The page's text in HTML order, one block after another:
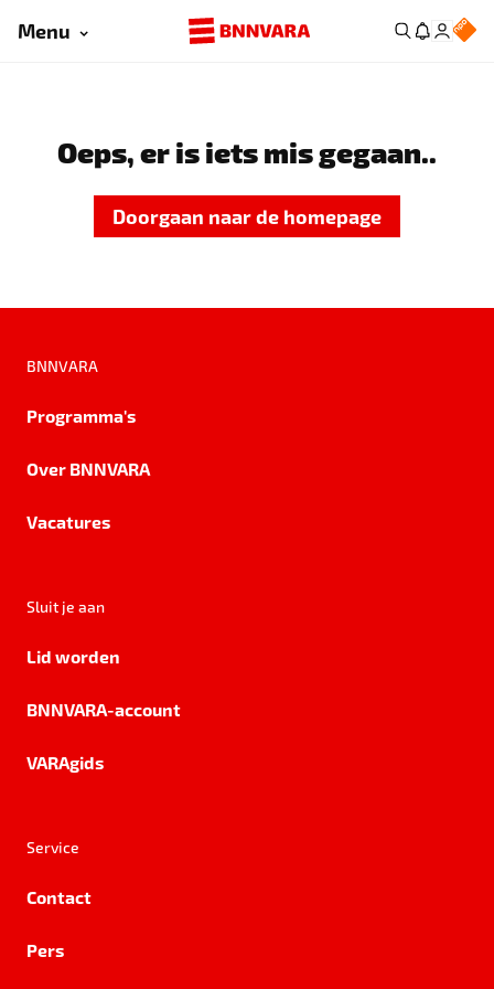
Menu
Oeps, er is iets mis gegaan..
Doorgaan naar de homepage
BNNVARA
Programma's
Over BNNVARA
Vacatures
Sluit je aan
Lid worden
BNNVARA-account
VARAgids
Service
Contact
Pers